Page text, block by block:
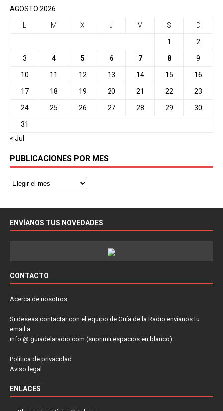
AGOSTO 2026
M X J V S D
1 2
3 4 5 6 7 8 9
10 11 12 13 14 15 16
17 18 19 20 21 22 23
24 25 26 27 28 29 30
31
« Jul
PUBLICACIONES POR MES
ENVÍANOS TUS NOVEDADES
CONTACTO
Acerca de nosotros
Si deseas contactar con el equipo de Guía de la Radio envíanos tu
email a:
info @ guiadelaradio.com (suprimir espacios en blanco)
Política de privacidad
Aviso legal
ENLACES